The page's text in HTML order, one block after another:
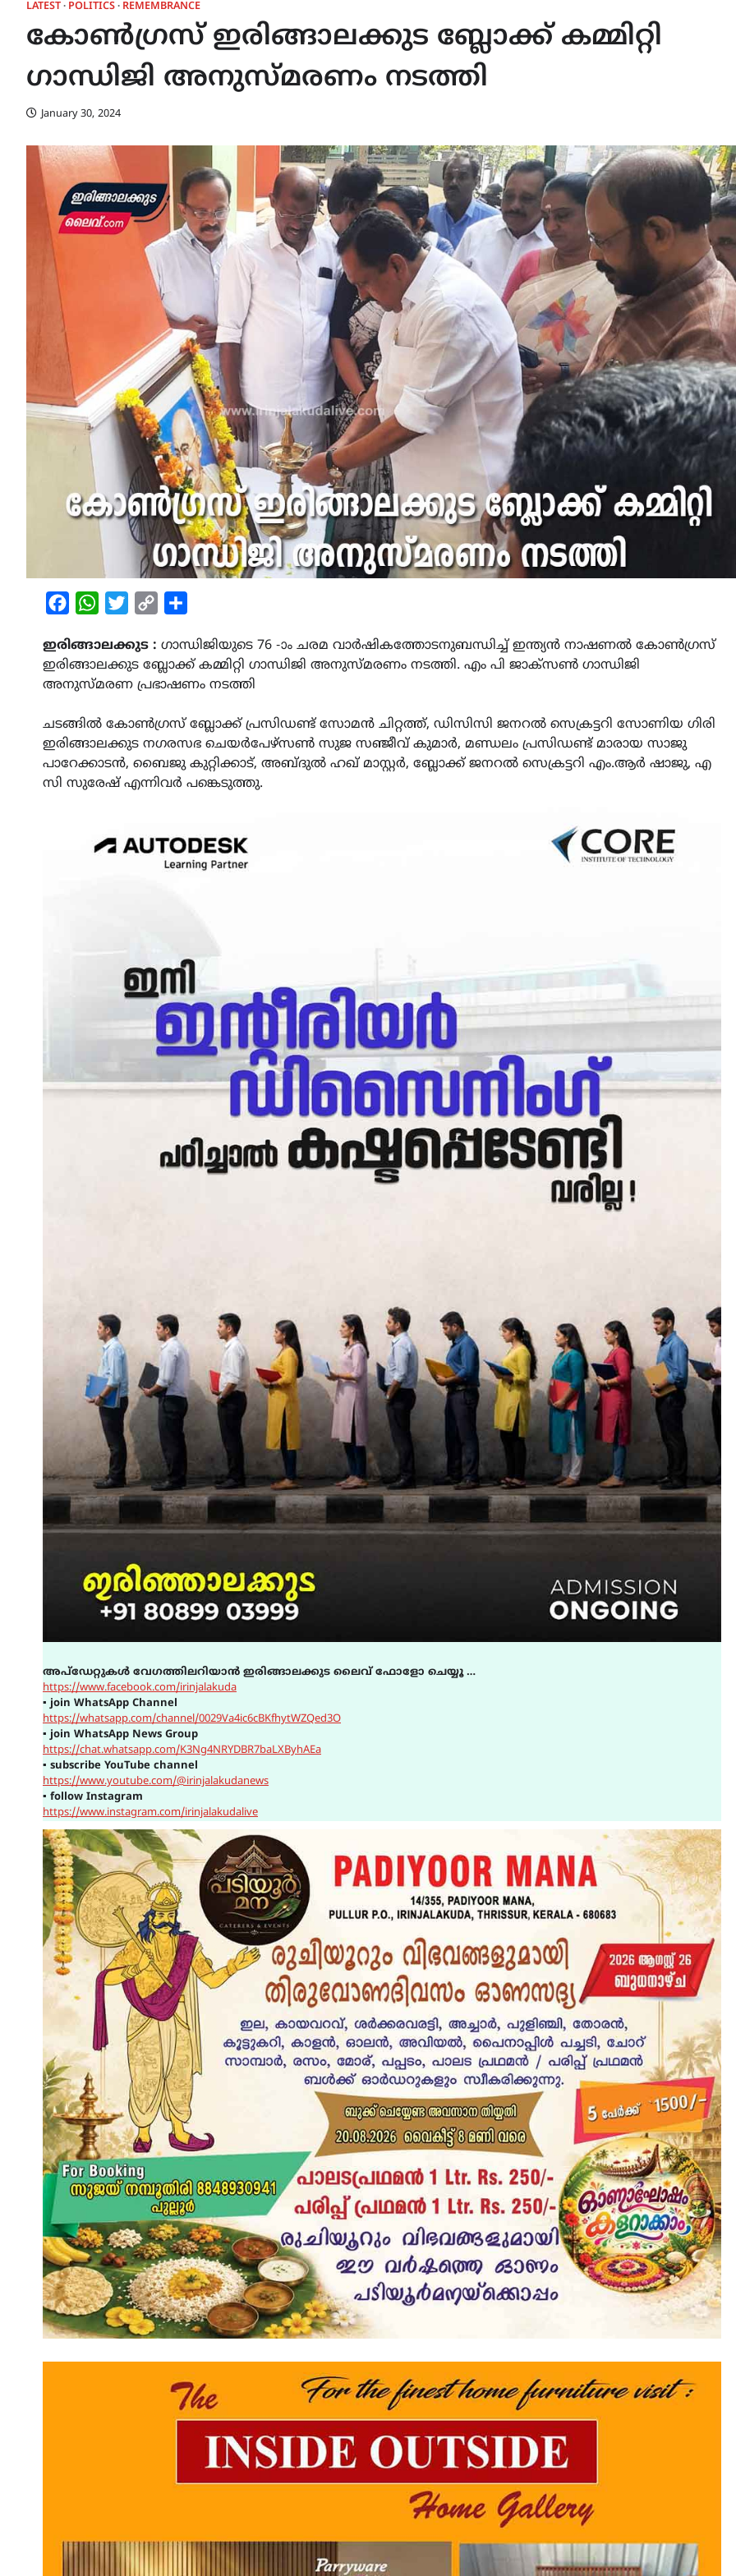
LATEST POLITICS REMEMBRANCE
കോൺഗ്രസ് ഇരിങ്ങാലക്കുട ബ്ലോക്ക് കമ്മിറ്റി
ഗാന്ധിജി അനുസ്മരണം നടത്തി
January 30, 2024
FacebookWhatsAppTwitterCopy
ഇരിങ്ങാലക്കുട : ഗാന്ധിജിയുടെ 76 -ാം ചരമ വാർഷികത്തോടനുബന്ധിച്ച് ഇന്ത്യൻ നാഷണൽ കോൺഗ്രസ്
ഇരിങ്ങാലക്കുട ബ്ലോക്ക് കമ്മിറ്റി ഗാന്ധിജി അനുസ്മരണം നടത്തി. എം പി ജാക്സൺ ഗാന്ധിജി
അനുസ്മരണ പ്രഭാഷണം നടത്തി
ചടങ്ങിൽ കോൺഗ്രസ് ബ്ലോക്ക് പ്രസിഡണ്ട് സോമൻ ചിറ്റത്ത്, ഡിസിസി ജനറൽ സെക്രട്ടറി സോണിയ ഗിരി
ഇരിങ്ങാലക്കുട നഗരസഭ ചെയർപേഴ്സൺ സുജ സഞ്ജീവ് കുമാർ, മണ്ഡലം പ്രസിഡണ്ട് മാരായ സാജു
പാറേക്കാടൻ, ബൈജു കുറ്റിക്കാട്, അബ്ദുൽ ഹഖ് മാസ്റ്റർ, ബ്ലോക്ക് ജനറൽ സെക്രട്ടറി എം.ആർ ഷാജു, എ
സി സുരേഷ് എന്നിവർ പങ്കെടുത്തു.
അപ്ഡേറ്റുകൾ വേഗത്തിലറിയാൻ ഇരിങ്ങാലക്കുട ലൈവ് ഫോളോ ചെയ്യൂ …
https://www.facebook.com/irinjalakuda
▪join WhatsApp Channel
https://whatsapp.com/channel/0029Va4ic6cBKfhytWZQed3O
▪join WhatsApp News Group
https://chat.whatsapp.com/K3Ng4NRYDBR7baLXByhAEa
▪ subscribe YouTube channel
https://www.youtube.com/@irinjalakudanews
▪ follow Instagram
https://www.instagram.com/irinjalakudalive
CAMPUS LATEST
സെന്റ് ജോസഫ്സ് കോളജ്
കോമേഴ്‌സ്
തുടക്കമായി
August 6, 2026